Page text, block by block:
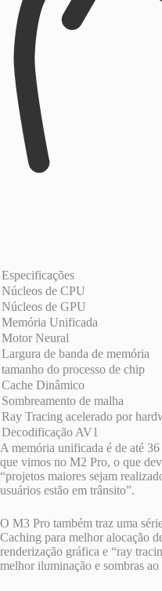
Especificações
Núcleos de CPU
Núcleos de GPU
Memória Unificada
Motor Neural
Largura de banda de memória
tamanho do processo de chip
Cache Dinâmico
Sombreamento de malha
Ray Tracing acelerado por
Decodificação AV1
A memória unificada é de até
que vimos no M2 Pro, o que
“projetos maiores sejam
usuários estão em trânsito”.
O M3 Pro também traz uma
Caching para melhor alocação
renderização gráfica e “ray
melhor iluminação e sombras